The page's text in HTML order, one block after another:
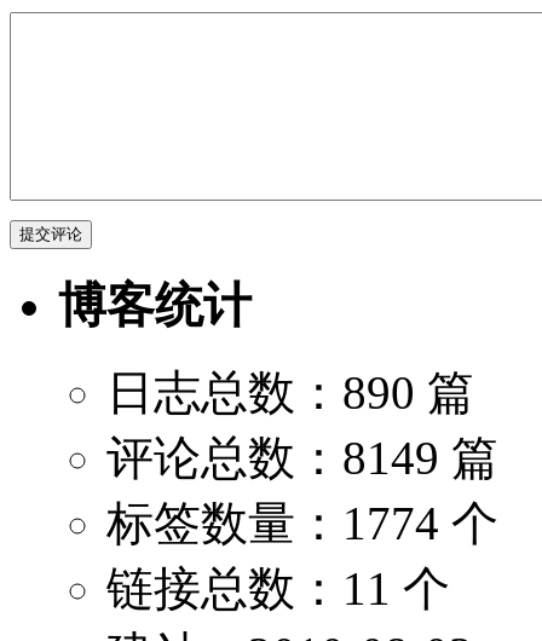
博客统计
日志总数：890 篇
评论总数：8149 篇
标签数量：1774 个
链接总数：11 个